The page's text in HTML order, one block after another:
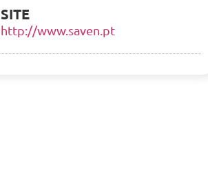
SITE
http://www.saven.pt